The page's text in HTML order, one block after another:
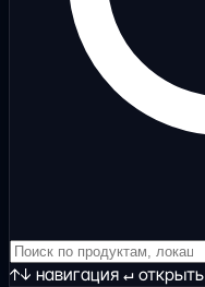
↑↓ навигация↵открыть